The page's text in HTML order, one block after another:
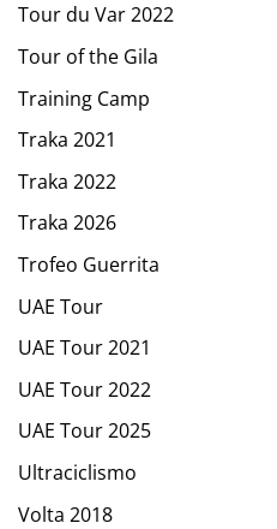
Tour du Var 2022
Tour of the Gila
Training Camp
Traka 2021
Traka 2022
Traka 2026
Trofeo Guerrita
UAE Tour
UAE Tour 2021
UAE Tour 2022
UAE Tour 2025
Ultraciclismo
Volta 2018